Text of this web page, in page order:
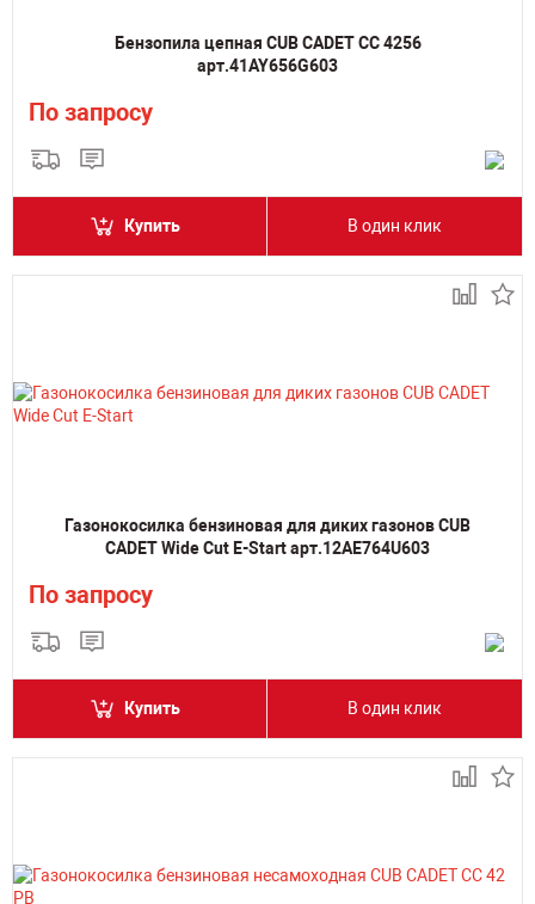
Бензопила цепная CUB CADET CC 4256
арт.41AY656G603
По запросу
Купить В один клик
Газонокосилка бензиновая для диких газонов CUB
CADET Wide Cut E-Start арт.12AE764U603
По запросу
Купить В один клик